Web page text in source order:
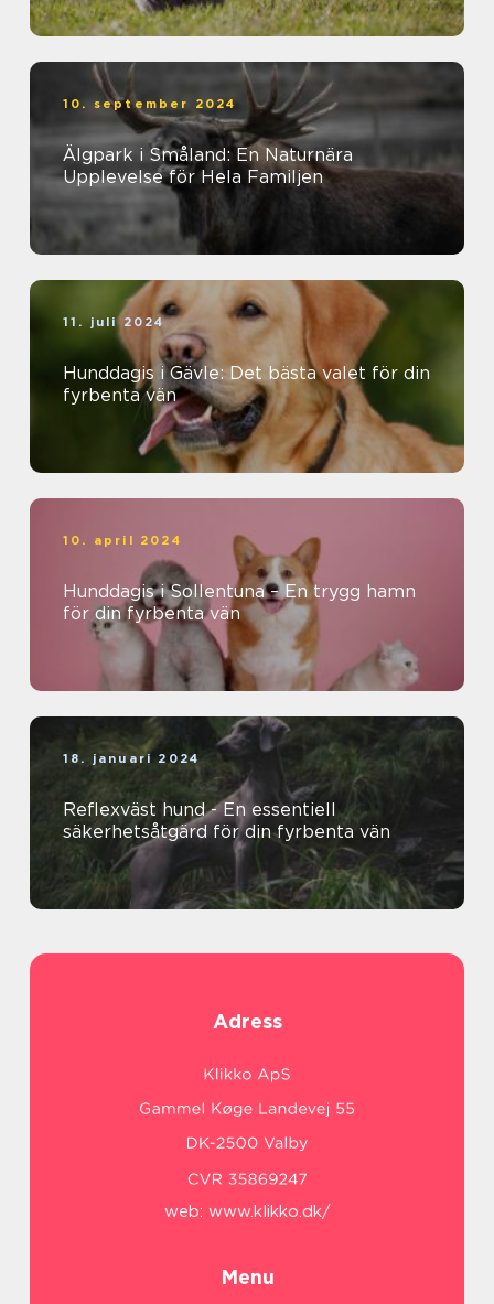
10. september 2024
Älgpark i Småland: En Naturnära
Upplevelse för Hela Familjen
11. juli 2024
Hunddagis i Gävle: Det bästa valet för din
fyrbenta vän
10. april 2024
Hunddagis i Sollentuna – En trygg hamn
för din fyrbenta vän
18. januari 2024
Reflexväst hund - En essentiell
säkerhetsåtgärd för din fyrbenta vän
Adress
web: www.klikko.dk/
Menu